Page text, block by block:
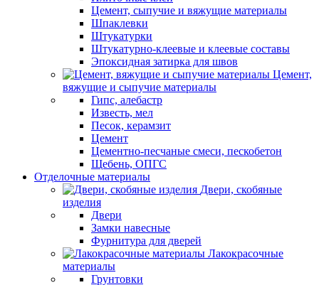
Цемент, сыпучие и вяжущие материалы
Шпаклевки
Штукатурки
Штукатурно-клеевые и клеевые составы
Эпоксидная затирка для швов
Цемент,
вяжущие и сыпучие материалы
Гипс, алебастр
Известь, мел
Песок, керамзит
Цемент
Цементно-песчаные смеси, пескобетон
Щебень, ОПГС
Отделочные материалы
Двери, скобяные
изделия
Двери
Замки навесные
Фурнитура для дверей
Лакокрасочные
материалы
Грунтовки